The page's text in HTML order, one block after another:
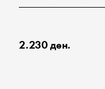
2.230 ден.